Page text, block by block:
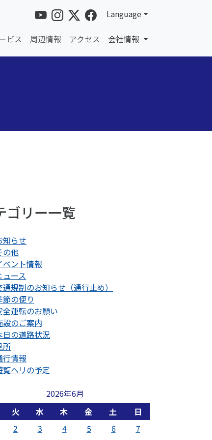
Language
ビス 周辺情報 アクセス 会社情報
ゴリー一覧
知らせ
の他
ベント情報
ュース
通規制のお知らせ（通行止め）
節の便り
全運転のお願い
設のご案内
日の道路状況
所
行情報
覧ヘリの予定
2026年6月
火 水 木 金 土
日
2 3 4 5 6
7